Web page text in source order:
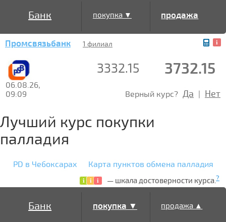
Банк покупка ▼ продажа
Промсвязьбанк 1 филиал
3332.15 3732.15
06.08.26,
09:09
Верный курс? Да | Нет
Лучший курс покупки
палладия
PD в Чебоксарах Карта пунктов обмена палладия
— шкала достоверности курса.?
Банк покупка ▼ продажа ▲